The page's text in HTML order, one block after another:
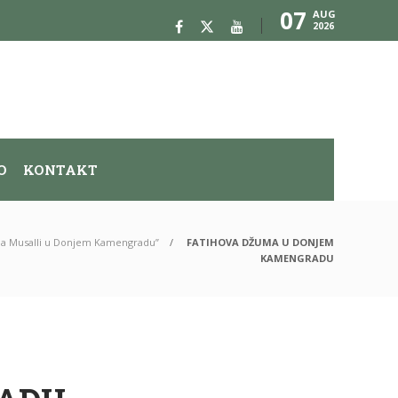
07 AUG
2026
KONTAKT
Musalli u Donjem Kamengradu”
FATIHOVA DŽUMA U DONJEM
KAMENGRADU